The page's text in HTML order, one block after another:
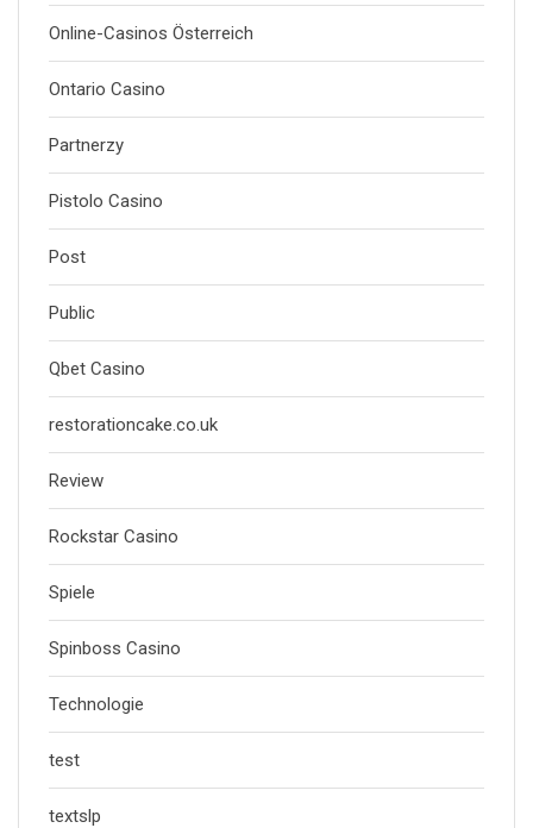
Online-Casinos Österreich
Ontario Casino
Partnerzy
Pistolo Casino
Post
Public
Qbet Casino
restorationcake.co.uk
Review
Rockstar Casino
Spiele
Spinboss Casino
Technologie
test
textslp